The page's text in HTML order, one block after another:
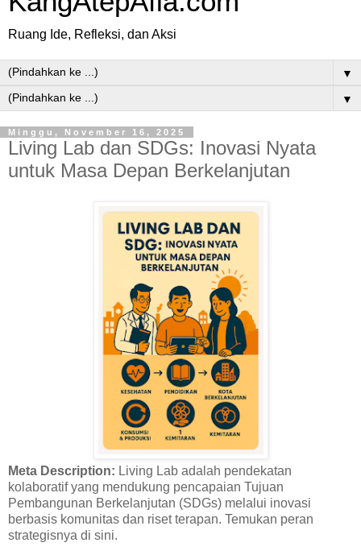
Ruang Ide, Refleksi, dan Aksi
▼
▼
Minggu, November 16, 2025
Living Lab dan SDGs: Inovasi Nyata
untuk Masa Depan Berkelanjutan
Meta Description: Living Lab adalah pendekatan
kolaboratif yang mendukung pencapaian Tujuan
Pembangunan Berkelanjutan (SDGs) melalui inovasi
berbasis komunitas dan riset terapan. Temukan peran
strategisnya di sini.